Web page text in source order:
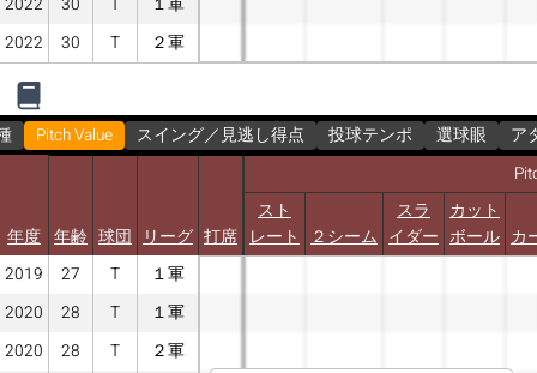
2022 30 T
１軍
2022
30 T ２軍
Pitch Value スイング／見逃し得点 投球テンポ 選球眼
ア
年度 年齢 球団 リーグ 打席
スト
レート ２シーム
スラ
イダー
カット
ボール カ
2019
27 T
１軍
2020
28 T
１軍
2020
28 T
２軍